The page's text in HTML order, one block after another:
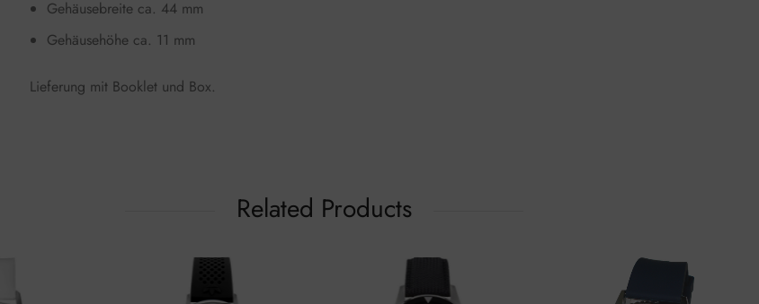
Gehäusebreite ca. 44 mm
Gehäusehöhe ca. 11 mm
Lieferung mit Booklet und Box.
Related Products